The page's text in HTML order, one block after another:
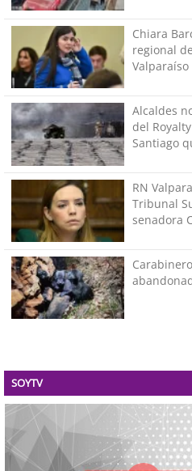
Chiara
regional
Valparaíso
Alcaldes
del
Santiago
RN
Tribunal
senadora
SOYTV